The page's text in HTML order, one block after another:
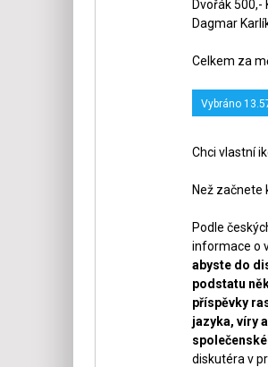
Dvořák 500,-
Dagmar
Celkem za
Vybráno
Chci vlastní
Než začnete
Podle
informace o
abyste do
podstatu
příspěvky
jazyka, víry
diskutéra v